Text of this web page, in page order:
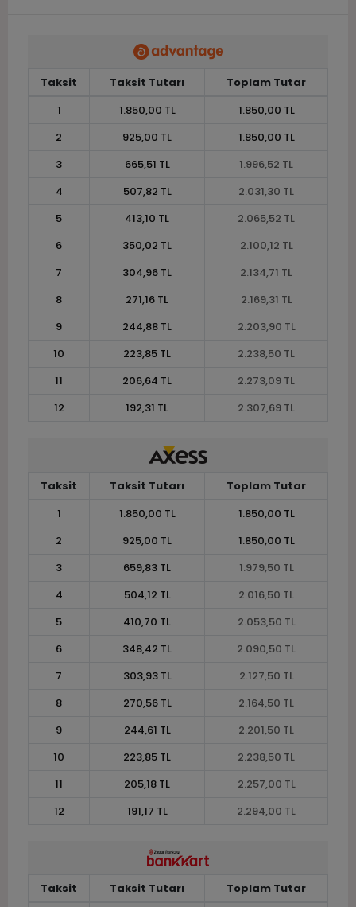
Taksit Taksit Tutarı
Toplam Tutar
1
1.850,00 TL
1.850,00 TL
2
925,00 TL
1.850,00 TL
3
665,51 TL
1.996,52 TL
4
507,82 TL
2.031,30 TL
5
413,10 TL
2.065,52 TL
6
350,02 TL
2.100,12 TL
7
304,96 TL
2.134,71 TL
8
271,16 TL
2.169,31 TL
9
244,88 TL
2.203,90 TL
10
223,85 TL
2.238,50 TL
11
206,64 TL
2.273,09 TL
12
192,31 TL 2.307,69 TL
Taksit Taksit Tutarı
Toplam Tutar
1
1.850,00 TL
1.850,00 TL
2
925,00 TL
1.850,00 TL
3
659,83 TL
1.979,50 TL
4
504,12 TL
2.016,50 TL
5
410,70 TL
2.053,50 TL
6
348,42 TL
2.090,50 TL
7
303,93 TL
2.127,50 TL
8
270,56 TL
2.164,50 TL
9
244,61 TL
2.201,50 TL
10
223,85 TL
2.238,50 TL
11
205,18 TL
2.257,00 TL
12
191,17 TL 2.294,00 TL
Taksit Taksit Tutarı
Toplam Tutar